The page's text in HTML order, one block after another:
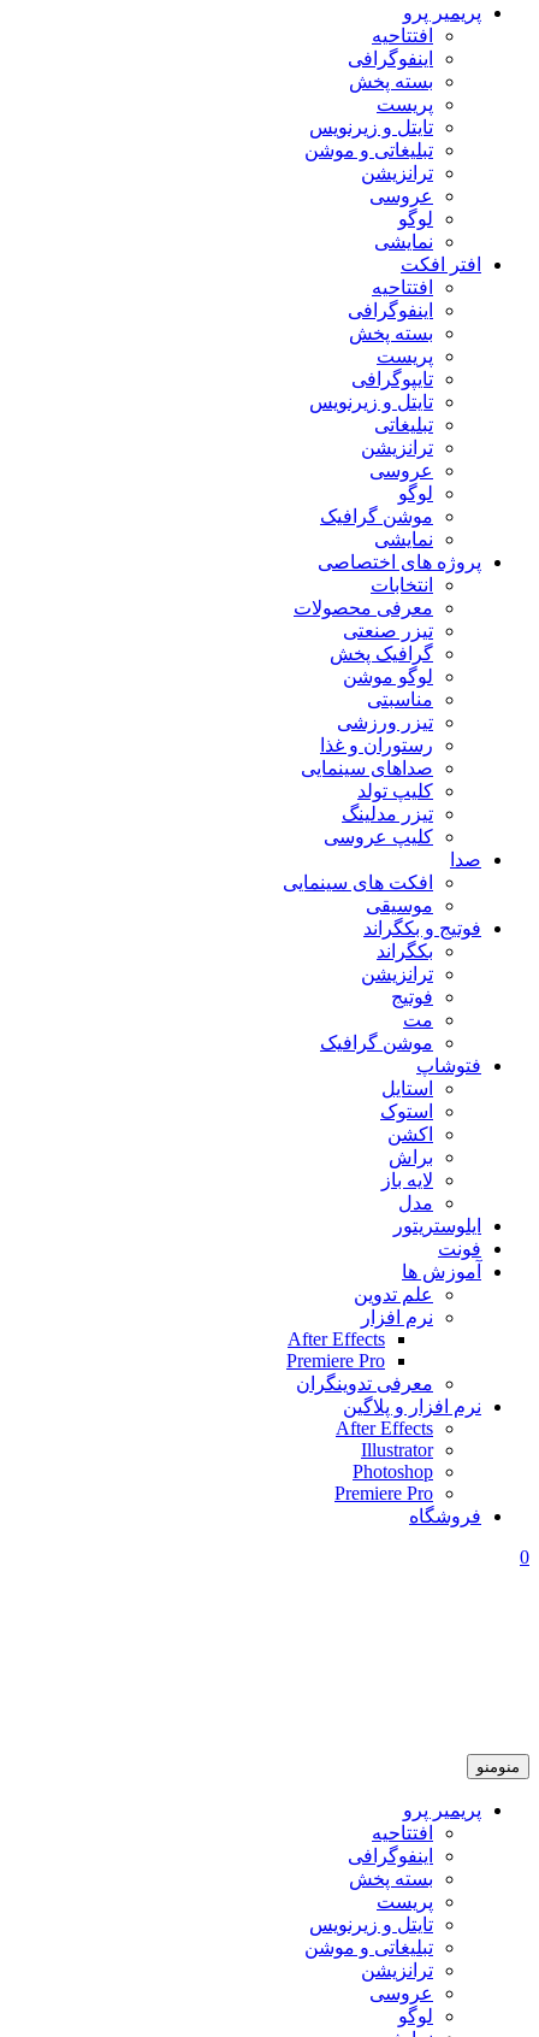
پریمیر پرو
افتتاحیه
اینفوگرافی
بسته پخش
پریست
تایتل و زیرنویس
تبلیغاتی و موشن
ترانزیشن
عروسی
لوگو
نمایشی
افتر افکت
افتتاحیه
اینفوگرافی
بسته پخش
پریست
تایپوگرافی
تایتل و زیرنویس
تبلیغاتی
ترانزیشن
عروسی
لوگو
موشن گرافیک
نمایشی
پروژه های اختصاصی
انتخابات
معرفی محصولات
تیزر صنعتی
گرافیک پخش
لوگو موشن
مناسبتی
تیزر ورزشی
رستوران و غذا
صداهای سینمایی
کلیپ تولد
تیزر مدلینگ
کلیپ عروسی
صدا
افکت های سینمایی
موسیقی
فوتیج و بکگراند
بکگراند
ترانزیشن
فوتیج
مت
موشن گرافیک
فتوشاپ
استایل
استوک
اکشن
براش
لایه باز
مدل
ایلوستریتور
فونت
آموزش ها
علم تدوین
نرم افزار
After Effects
Premiere Pro
معرفی تدوینگران
نرم افزار و پلاگین
After Effects
Illustrator
Photoshop
Premiere Pro
فروشگاه
0
منومنو
پریمیر پرو
افتتاحیه
اینفوگرافی
بسته پخش
پریست
تایتل و زیرنویس
تبلیغاتی و موشن
ترانزیشن
عروسی
لوگو